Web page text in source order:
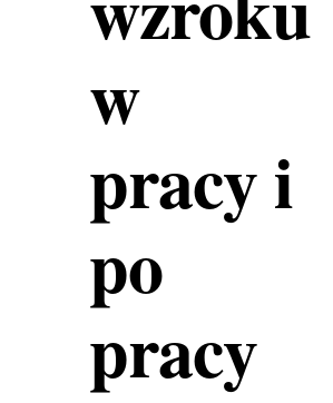
w
pracy i
po
pracy